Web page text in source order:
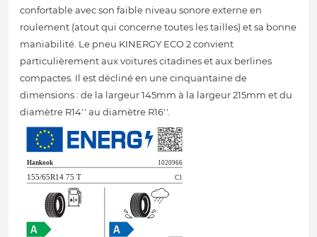
confortable avec son faible niveau sonore externe en
roulement (atout qui concerne toutes les tailles) et sa bonne
maniabilité. Le pneu KINERGY ECO 2 convient
particulièrement aux voitures citadines et aux berlines
compactes. Il est décliné en une cinquantaine de
dimensions : de la largeur 145mm à la largeur 215mm et du
diamètre R14'' au diamètre R16''.